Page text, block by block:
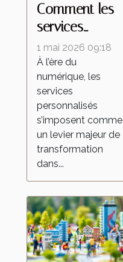
Comment les
services
personnalisés
redéfinissent
les attentes
dans l'industrie
1 mai 2026 09:18
À l’ère du
numérique, les
services
personnalisés
s’imposent comme
un levier majeur de
transformation
dans...